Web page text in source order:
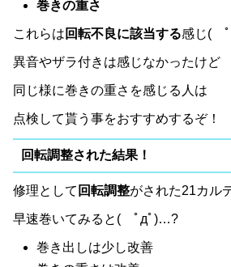
巻きの重さ
これらは 回転不良に該当する感じ( ﾟ
異音やザラ付きは感じなかったけど
同じ様に巻きの重さを感じる人は
点検して貰う事をおすすめするぞ！
回転調整された結果！
修理として 回転調整がされた21カル
早速巻いてみると( ﾟдﾟ)…?
巻き出しは少し改善